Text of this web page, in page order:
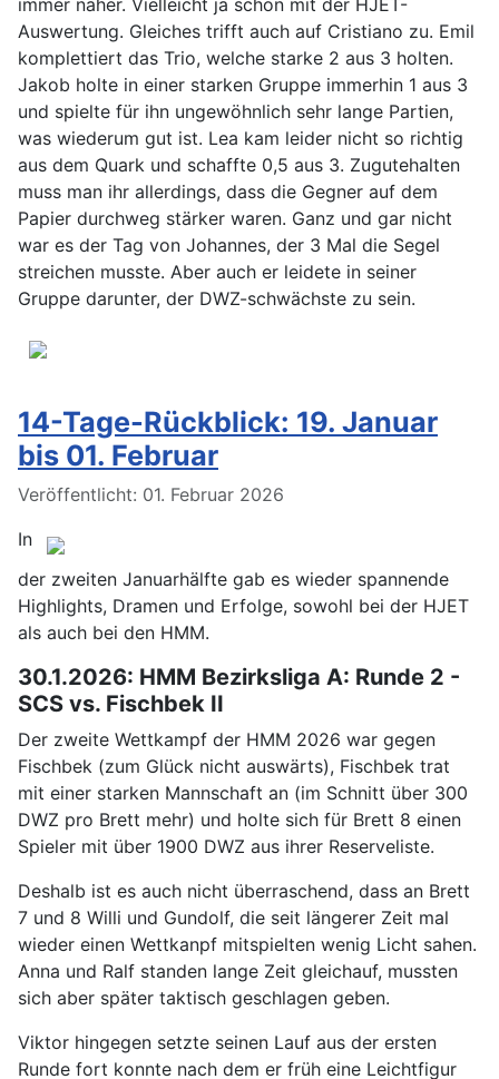
immer näher. Vielleicht ja schon mit der HJET-
Auswertung. Gleiches trifft auch auf Cristiano zu. Emil
komplettiert das Trio, welche starke 2 aus 3 holten.
Jakob holte in einer starken Gruppe immerhin 1 aus 3
und spielte für ihn ungewöhnlich sehr lange Partien,
was wiederum gut ist. Lea kam leider nicht so richtig
aus dem Quark und schaffte 0,5 aus 3. Zugutehalten
muss man ihr allerdings, dass die Gegner auf dem
Papier durchweg stärker waren. Ganz und gar nicht
war es der Tag von Johannes, der 3 Mal die Segel
streichen musste. Aber auch er leidete in seiner
Gruppe darunter, der DWZ-schwächste zu sein.
14-Tage-Rückblick: 19. Januar
bis 01. Februar
Details
Veröffentlicht: 01. Februar 2026
In
der zweiten Januarhälfte gab es wieder spannende
Highlights, Dramen und Erfolge, sowohl bei der HJET
als auch bei den HMM.
30.1.2026: HMM Bezirksliga A: Runde 2 -
SCS vs. Fischbek II
Der zweite Wettkampf der HMM 2026 war gegen
Fischbek (zum Glück nicht auswärts), Fischbek trat
mit einer starken Mannschaft an (im Schnitt über 300
DWZ pro Brett mehr) und holte sich für Brett 8 einen
Spieler mit über 1900 DWZ aus ihrer Reserveliste.
Deshalb ist es auch nicht überraschend, dass an Brett
7 und 8 Willi und Gundolf, die seit längerer Zeit mal
wieder einen Wettkanpf mitspielten wenig Licht sahen.
Anna und Ralf standen lange Zeit gleichauf, mussten
sich aber später taktisch geschlagen geben.
Viktor hingegen setzte seinen Lauf aus der ersten
Runde fort konnte nach dem er früh eine Leichtfigur